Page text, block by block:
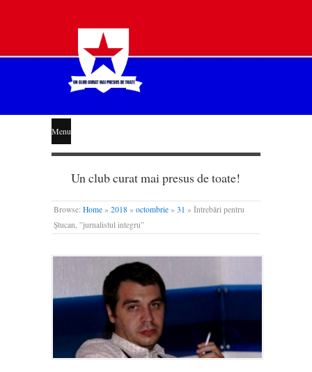
STEAUA
LIBERĂ
Menu
Un club curat mai presus de toate!
Browse: Home » 2018 » octombrie » 31 » Întrebări pentru
Ștucan, ”jurnalistul integru”